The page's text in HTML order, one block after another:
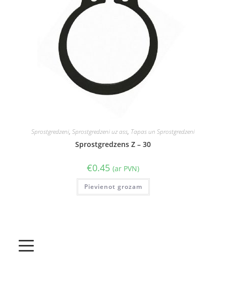
Sprostgredzeni, Sprostgredzeni uz ass, Tapas un Sprostgredzeni
Sprostgredzens Z – 30
€0.45 (ar PVN)
Pievienot grozam